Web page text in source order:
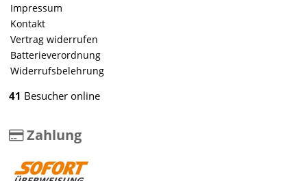
Impressum
Kontakt
Vertrag widerrufen
Batterieverordnung
Widerrufsbelehrung
41 Besucher online
Zahlung